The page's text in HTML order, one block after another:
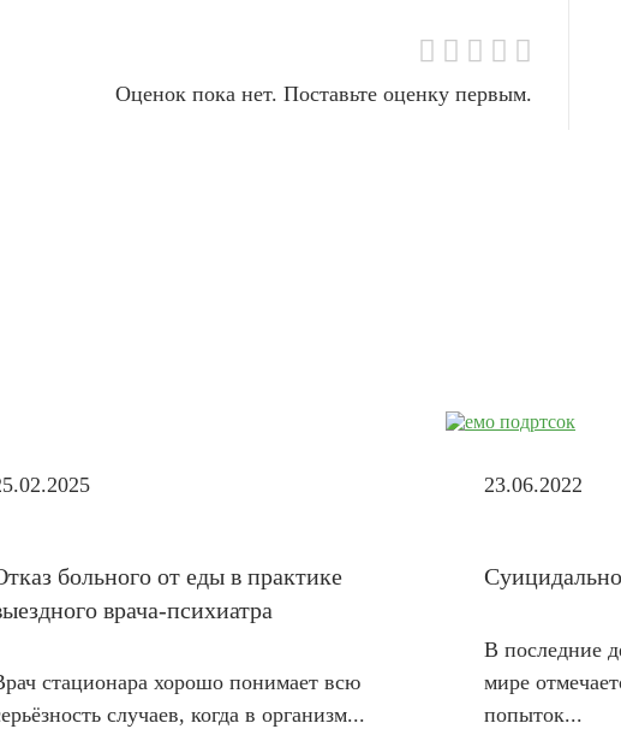
Оценок пока нет. Поставьте оценку первым.
больного от еды в практике
врача-психиатра
стационара хорошо понимает всю
случаев, когда в организм...
23.06.2022
В последние
мире
попыток...